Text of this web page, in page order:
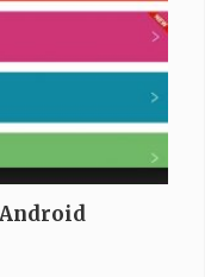
Android